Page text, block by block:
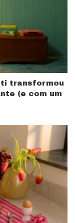
transformou
(e com um